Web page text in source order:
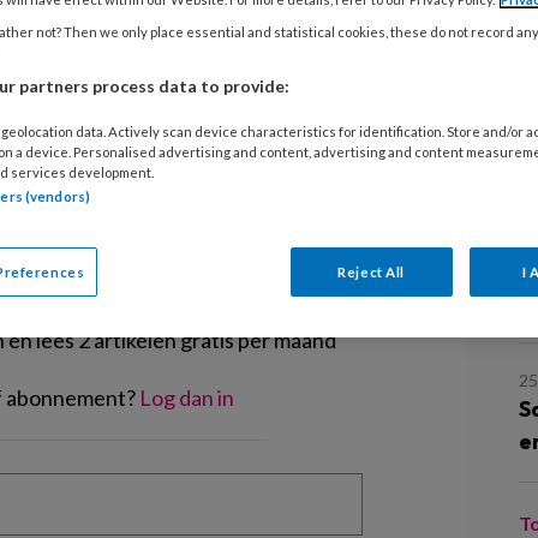
lezen?
lees 2 artikelen gratis per maand
Log dan in
not? Then we only place essential and statistical cookies, these do not record
partners process data to provide:
data. Actively scan device characteristics for identification. Store and/or
a device. Personalised advertising and content, advertising and content
services development.
(vendors)
Reject All I